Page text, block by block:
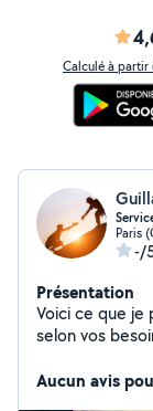
Calculé à partir
Paris
-/
Présentation
Voici ce que je
selon vos besoins) : Informatique &
sécurisation de
Aucun avis